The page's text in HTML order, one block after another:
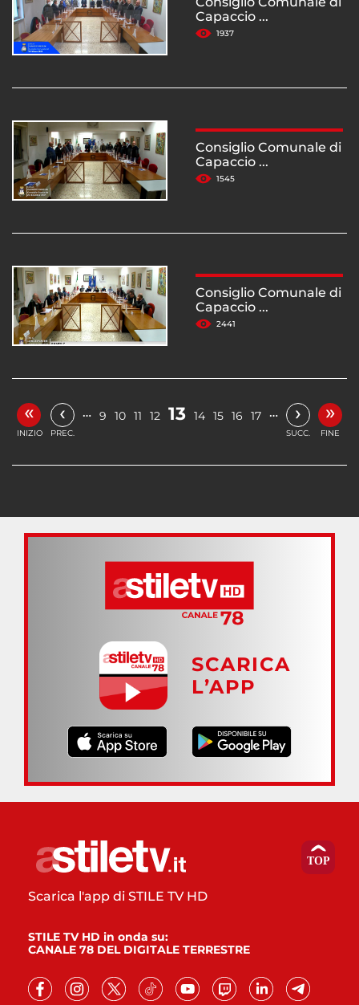
Capaccio ...
1937
Consiglio Comunale di
Capaccio ...
1545
Consiglio Comunale di
Capaccio ...
2441
«
INIZIO
‹
PREC.
… 9 10 11 12 13 14 15 16 17 … ›
SUCC.
»
FINE
SCARICA
L’APP
Scarica l'app di STILE TV HD
STILE TV HD in onda su:
CANALE 78 DEL DIGITALE TERRESTRE